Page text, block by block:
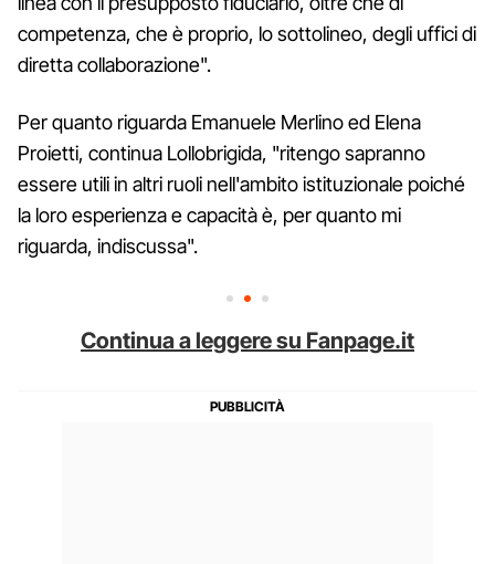
competenza, che è proprio, lo sottolineo, degli uffici di
diretta collaborazione".
Per quanto riguarda Emanuele Merlino ed Elena
Proietti, continua Lollobrigida, "ritengo sapranno
essere utili in altri ruoli nell'ambito istituzionale poiché
la loro esperienza e capacità è, per quanto mi
riguarda, indiscussa".
Continua a leggere su Fanpage.it